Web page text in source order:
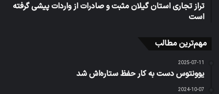
تراز تجاری استان گیلان مثبت و صادرات از واردات پیشی گرفته
است
مهم‌ترین مطالب
2025-07-11
یوونتوس دست به کار حفظ ستاره‌اش شد
2024-10-07